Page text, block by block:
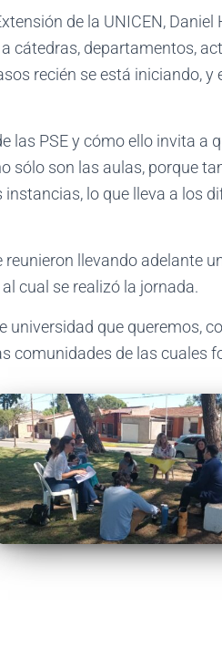
de la UNICEN,
cátedras, departamentos,
recién se está iniciando,
PSE y cómo ello invita a
sólo son las aulas, porque
lo que lleva a los
llevando adelante
cual se realizó la jornada.
universidad que queremos,
comunidades de las cuales